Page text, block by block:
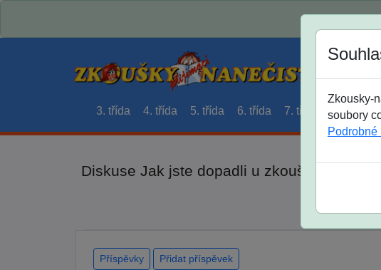
3. třída 4. třída 5. třída 6. třída 7. třída 8. třída
Diskuse Jak jste dopadli u zkoušek na
Zkousky-
soubory
Podrobné
Příspěvky Přidat příspěvek